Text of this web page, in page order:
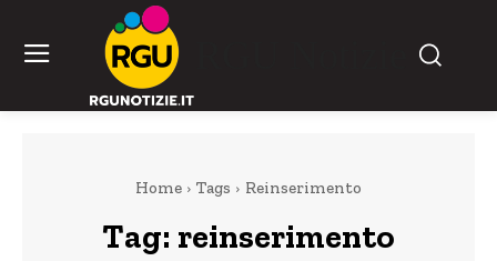
Home Tags Reinserimento
Tag: reinserimento